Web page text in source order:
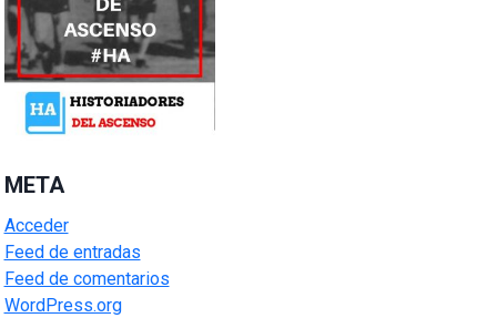
META
Acceder
Feed de entradas
Feed de comentarios
WordPress.org